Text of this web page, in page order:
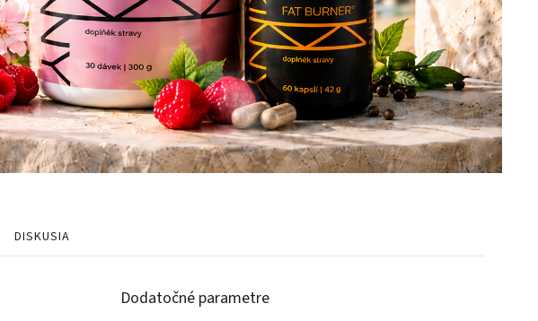
DISKUSIA
Dodatočné parametre